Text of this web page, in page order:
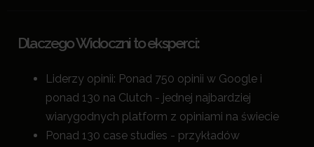
Dlaczego Widoczni to eksperci:
Liderzy opinii: Ponad 750 opinii w Google i
ponad 130 na Clutch - jednej najbardziej
wiarygodnych platform z opiniami na świecie
Ponad 130 case studies - przykładów